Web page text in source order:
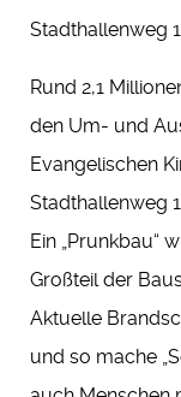
Stadthallenweg
Rund 2,1
den Um- und
Evangelischen
Stadthallenweg
Ein „Prunkbau“
Großteil der
Aktuelle
und so mache